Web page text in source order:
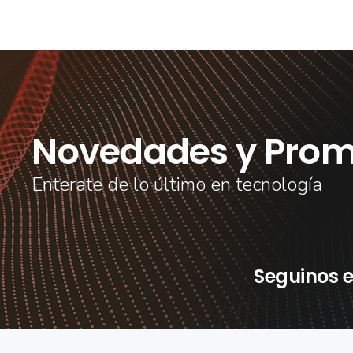
Novedades y
Enterate de lo último en tecnología
Seguinos